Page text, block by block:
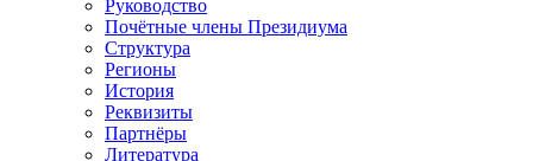
Руководство
Почётные члены Президиума
Структура
Регионы
История
Реквизиты
Партнёры
Литература